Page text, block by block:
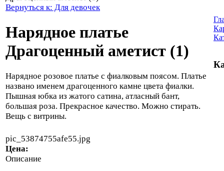
Вернуться к: Для девочек
Нарядное платье
Драгоценный аметист (1)
Нарядное розовое платье с фиалковым поясом. Платье
названо именем драгоценного камне цвета фиалки.
Пышная юбка из жатого сатина, атласный бант,
большая роза. Прекрасное качество. Можно стирать.
Вещь с витрины.
pic_53874755afe55.jpg
Цена:
Описание